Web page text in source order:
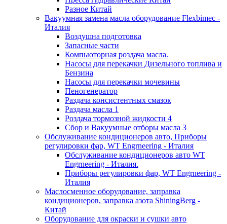
Разное Китай
Вакуумная замена масла оборудование Flexbimeс -
Италия
Воздушна подготовка
Запасные части
Компьюторная роздача масла.
Насосы для перекачки Дизельного топлива и
Бензина
Насосы для перекачки мочевины
Пеногенератор
Раздача консистентных смазок
Раздача масла 1
Роздача тормозной жидкости 4
Сбор и Вакуумные отборы масла 3
Обслуживание кондиционеров авто, Приборы
регулировки фар, WT Engrneering - Италия
Обслуживание кондиционеров авто WT
Engrneering - Италия.
Приборы регулировки фар, WT Engrneering -
Италия
Маслосменное оборудование, заправка
кондиционеров, заправка азота ShiningBerg -
Китай
Оборудование для окраски и сушки авто